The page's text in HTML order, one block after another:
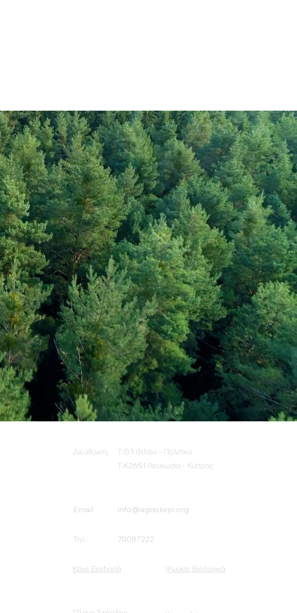
Διεύθυνση:
Τ.Θ.1 Φιλάνι - Πολιτικό
Τ.Κ2651 Λευκωσία - Κύπρος
Email: info@agiaskepi.org
Τηλ.: 70087222
Κάνε Εισφορά Ψώνισε Βιολογικά